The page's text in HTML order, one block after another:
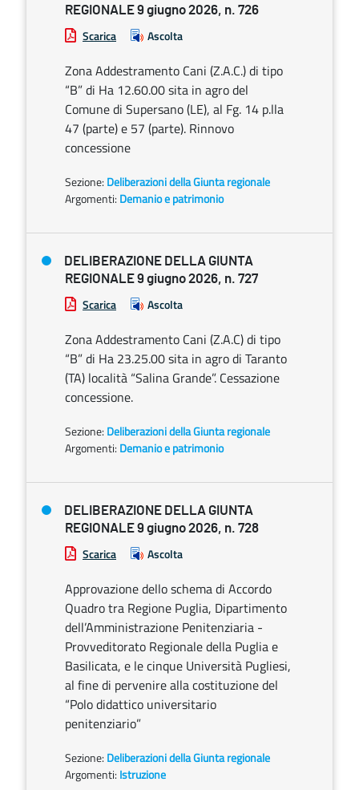
REGIONALE 9 giugno 2026, n. 726
Scarica Ascolta
Zona Addestramento Cani (Z.A.C.) di tipo
“B” di Ha 12.60.00 sita in agro del
Comune di Supersano (LE), al Fg. 14 p.lla
47 (parte) e 57 (parte). Rinnovo
concessione
Sezione: Deliberazioni della Giunta regionale
Argomenti: Demanio e patrimonio
DELIBERAZIONE DELLA GIUNTA
REGIONALE 9 giugno 2026, n. 727
Scarica Ascolta
Zona Addestramento Cani (Z.A.C) di tipo
“B” di Ha 23.25.00 sita in agro di Taranto
(TA) località “Salina Grande”. Cessazione
concessione.
Sezione: Deliberazioni della Giunta regionale
Argomenti: Demanio e patrimonio
DELIBERAZIONE DELLA GIUNTA
REGIONALE 9 giugno 2026, n. 728
Scarica Ascolta
Approvazione dello schema di Accordo
Quadro tra Regione Puglia, Dipartimento
dell’Amministrazione Penitenziaria -
Provveditorato Regionale della Puglia e
Basilicata, e le cinque Università Pugliesi,
al fine di pervenire alla costituzione del
“Polo didattico universitario
penitenziario”
Sezione: Deliberazioni della Giunta regionale
Argomenti: Istruzione